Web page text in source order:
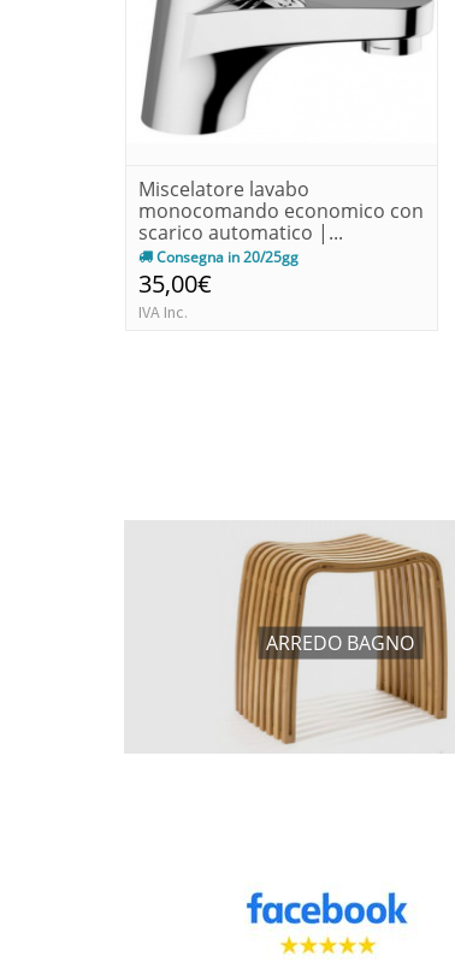
Miscelatore lavabo
monocomando economico con
scarico automatico |...
Consegna in 20/25gg
35,00€
IVA Inc.
ARREDO BAGNO